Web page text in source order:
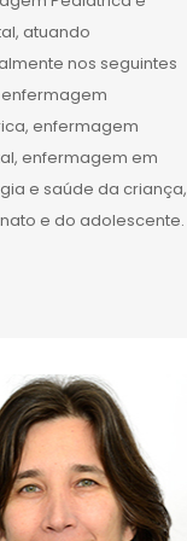
atuando
nos seguintes
enfermagem
enfermagem em
e saúde da criança,
e do adolescente.